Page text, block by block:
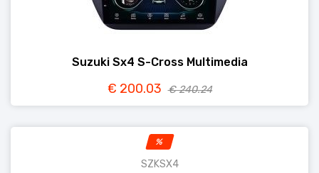
Suzuki Sx4 S-Cross Multimedia
€ 200.03 € 240.24
%
SZKSX4